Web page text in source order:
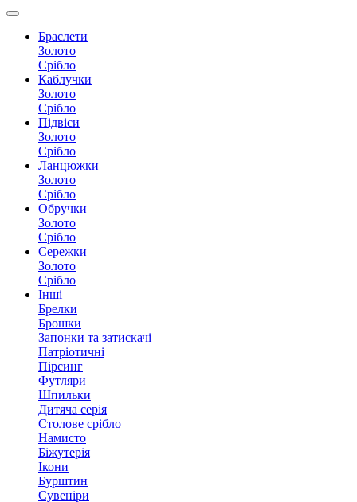
Браслети
Золото
Срібло
Каблучки
Золото
Срібло
Підвіси
Золото
Срібло
Ланцюжки
Золото
Срібло
Обручки
Золото
Срібло
Сережки
Золото
Срібло
Інші
Брелки
Брошки
Запонки та затискачі
Патріотичні
Пірсинг
Футляри
Шпильки
Дитяча серія
Столове срібло
Намисто
Біжутерія
Ікони
Бурштин
Сувеніри